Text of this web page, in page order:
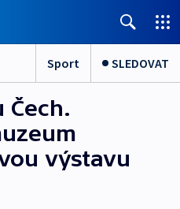
Sport SLEDOVAT
Čech.
výstavu